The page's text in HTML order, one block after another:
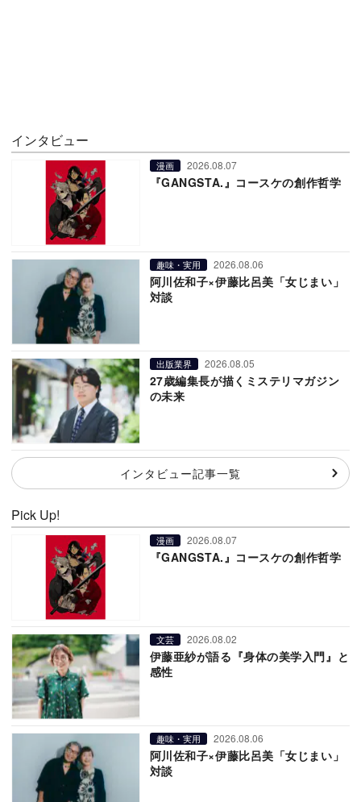
インタビュー
漫画 2026.08.07
『GANGSTA.』コースケの創作哲学
趣味・実用 2026.08.06
阿川佐和子×伊藤比呂美「女じまい」
対談
出版業界 2026.08.05
27歳編集長が描くミステリマガジン
の未来
インタビュー記事一覧
Pick Up!
漫画 2026.08.07
『GANGSTA.』コースケの創作哲学
文芸 2026.08.02
伊藤亜紗が語る『身体の美学入門』と
感性
趣味・実用 2026.08.06
阿川佐和子×伊藤比呂美「女じまい」
対談